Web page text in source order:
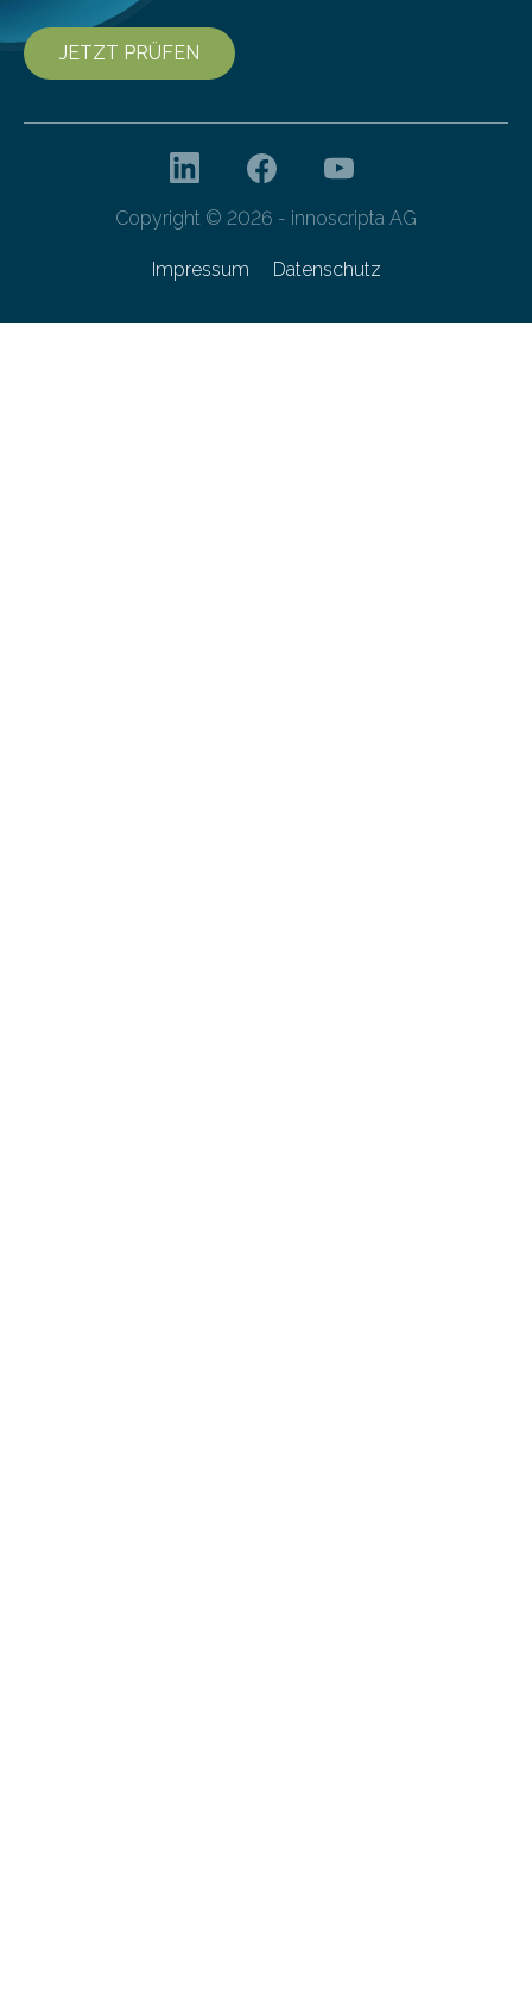
JETZT PRÜFEN
Copyright © 2026 - innoscripta AG
Impressum Datenschutz